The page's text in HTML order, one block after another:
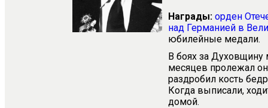
Награды: орден
над Германией в
юбилейные медали.
В боях за Духовщину
месяцев пролежал
раздробил кость
Когда выписали,
домой.